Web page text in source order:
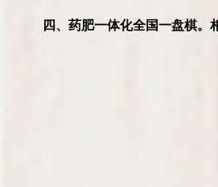
四、药肥一体化全国一盘棋。